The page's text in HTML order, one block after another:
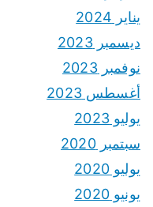
يناير 2024
ديسمبر 2023
نوفمبر 2023
أغسطس 2023
يوليو 2023
سبتمبر 2020
يوليو 2020
يونيو 2020